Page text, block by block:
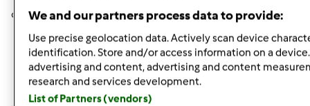
ok mi sa che ho risposto a tutto
In cima
Accedi registrati per poter commentare
We and our partners process data to provide:
Use precise geolocation data. Actively scan device
identification. Store and/or access information on a
advertising and content, advertising and content
research and services development.
List of Partners (vendors)